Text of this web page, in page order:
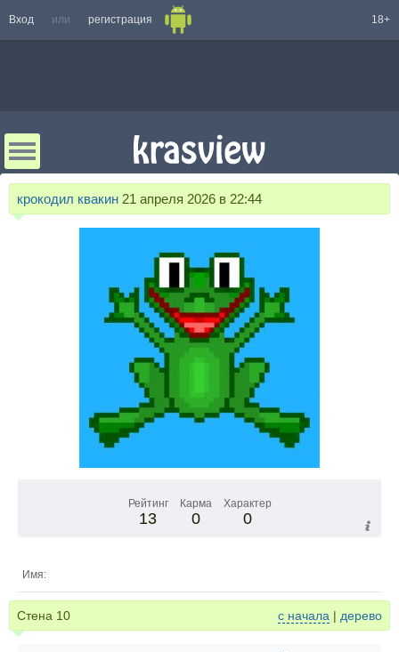
Вход или регистрация 18+
крокодил квакин 21 апреля 2026 в 22:44
Рейтинг
13
Карма
0
Характер
0
Имя:
Стена 10 с начала | дерево